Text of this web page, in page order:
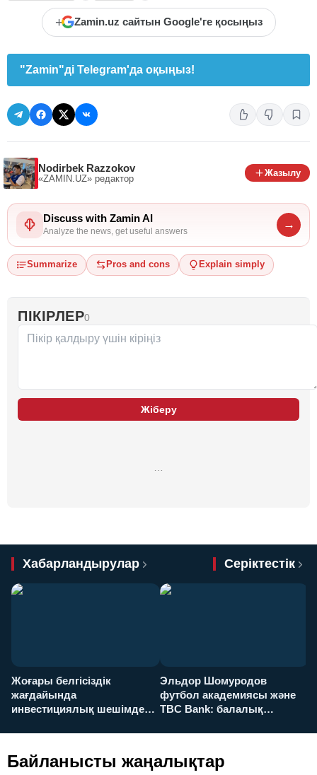
+ Zamin.uz сайтын Google'ге қосыңыз
"Zamin"ді Telegram'да оқыңыз!
Nodirbek Razzokov
«ZAMIN.UZ» редактор
Жазылу
Discuss with Zamin AI
Analyze the news, get useful answers
→
Summarize Pros and cons Explain simply
ПІКІРЛЕР0
Жіберу
Хабарландырулар Серіктестік
Жоғары белгісіздік
жағдайында
инвестициялық шешімдер
Эльдор Шомуродов
футбол академиясы және
TBC Bank: балалық
Байланысты жаңалықтар